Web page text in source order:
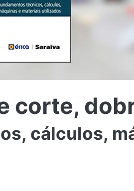
corte,
cálculos,